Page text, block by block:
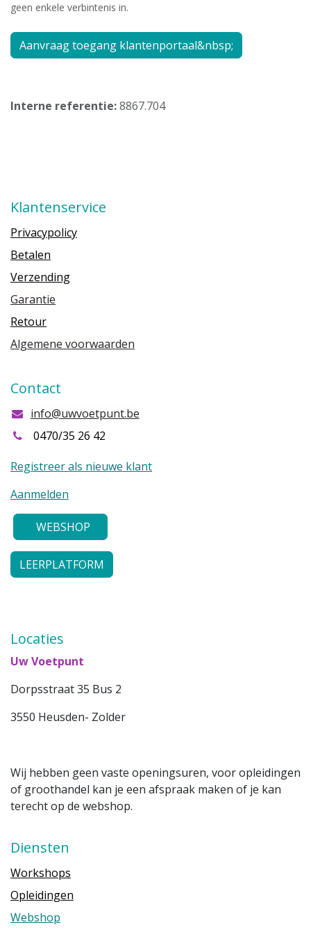
geen enkele verbintenis in.
Aanvraag toegang klantenportaal&nbsp;
Interne referentie:8867.704
Klantenservice
Privacypolicy
Betalen
Verzending
Garantie
Retour
Algemene voorwaarden
Contact
info@uwvoetpunt.be
0470/35 26 42
Registreer als nieuwe klant
Aanmelden
WEBSHOP
LEERPLATFORM
Locaties
Uw Voetpunt
Dorpsstraat 35 Bus 2
3550 Heusden- Zolder
Wij hebben geen vaste openingsuren, voor opleidingen
of groothandel kan je een afspraak maken of je kan
terecht op de webshop.
Diensten
Workshops
Opleidingen
Webshop